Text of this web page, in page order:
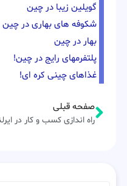
گویلین زیبا در چین
شکوفه های بهاری در چین
بهار در چین
پلتفرمهای رایج در چین!
غذاهای چینی کره ای!
صفحه قبلی
راه اندازی کسب و کار در